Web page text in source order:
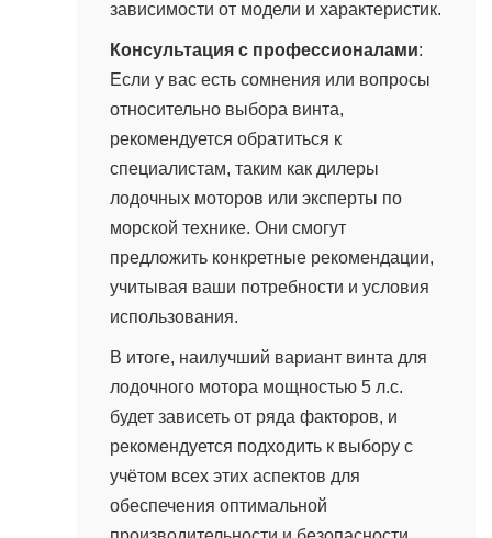
зависимости от модели и характеристик.
Консультация с профессионалами:
Если у вас есть сомнения или вопросы
относительно выбора винта,
рекомендуется обратиться к
специалистам, таким как дилеры
лодочных моторов или эксперты по
морской технике. Они смогут
предложить конкретные рекомендации,
учитывая ваши потребности и условия
использования.
В итоге, наилучший вариант винта для
лодочного мотора мощностью 5 л.с.
будет зависеть от ряда факторов, и
рекомендуется подходить к выбору с
учётом всех этих аспектов для
обеспечения оптимальной